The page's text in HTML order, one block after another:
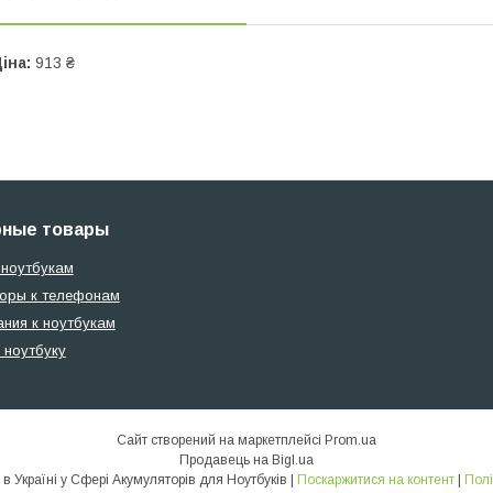
913 ₴
товары
к телефонам
к ноутбукам
Сайт створений на маркетплейсі Prom.ua
Продавець на Bigl.ua
Allbattery Номер Один в Україні у Сфері Акумуляторів для Ноутбуків | Поскаржитися на контент |